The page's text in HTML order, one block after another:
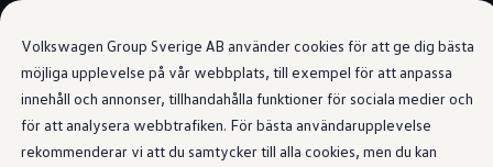
Volkswagen Group Sverige AB använder cookies för att ge dig bästa
möjliga upplevelse på vår webbplats, till exempel för att anpassa
innehåll och annonser, tillhandahålla funktioner för sociala medier och
för att analysera webbtrafiken. För bästa användarupplevelse
rekommenderar vi att du samtycker till alla cookies, men du kan
Gå till
huvudinnehåll
Gå till
sidfot
Bygg din bil
Nya bilar i lager
Golf Sportscombi
Pressen testar Golf Sportscombi
Lär dig om våra modellversioner
Boka provkörningVärmepump